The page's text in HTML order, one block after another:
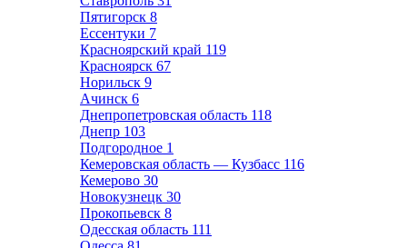
Пятигорск 8
Ессентуки 7
Красноярский край 119
Красноярск 67
Норильск 9
Ачинск 6
Днепропетровская область 118
Днепр 103
Подгородное 1
Кемеровская область — Кузбасс 116
Кемерово 30
Новокузнецк 30
Прокопьевск 8
Одесская область 111